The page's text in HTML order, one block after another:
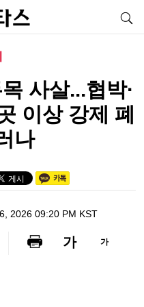
사살...협박·
이상 강제 폐
나
2026 09:20 PM KST
가 가